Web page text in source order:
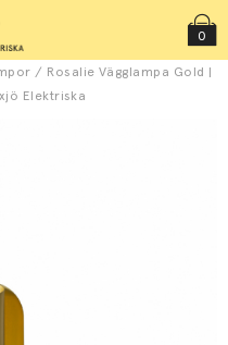
0
/ Rosalie Vägglampa Gold |
Elektriska